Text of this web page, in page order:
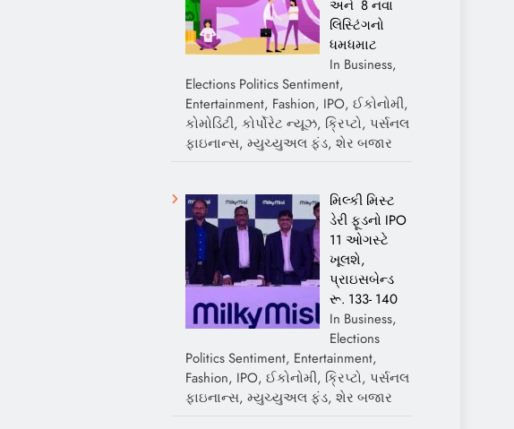
અને 8 નવા
લિસ્ટિંગનો
ધમધમાટ
In Business,
Elections Politics Sentiment,
Entertainment, Fashion, IPO, ઈકોનોમી,
કોમોડિટી, કોર્પોરેટ ન્યૂઝ, ક્રિપ્ટો, પર્સનલ
ફાઇનાન્સ, મ્યુચ્યુઅલ ફંડ, શેર બજાર
મિલ્કી મિસ્ટ
ડેરી ફૂડનો IPO
11 ઓગસ્ટે
ખૂલશે,
પ્રાઇસબેન્ડ
રૂ. 133- 140
In Business,
Elections
Politics Sentiment, Entertainment,
Fashion, IPO, ઈકોનોમી, ક્રિપ્ટો, પર્સનલ
ફાઇનાન્સ, મ્યુચ્યુઅલ ફંડ, શેર બજાર